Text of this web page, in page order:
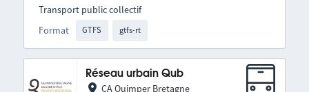
Format GTFS gtfs-rt
Transport public collectif
Réseau urbain Qub
CA Quimper Bretagne